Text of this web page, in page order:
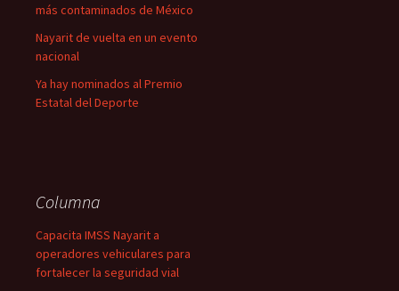
más contaminados de México
Nayarit de vuelta en un evento
nacional
Ya hay nominados al Premio
Estatal del Deporte
Columna
Capacita IMSS Nayarit a
operadores vehiculares para
fortalecer la seguridad vial